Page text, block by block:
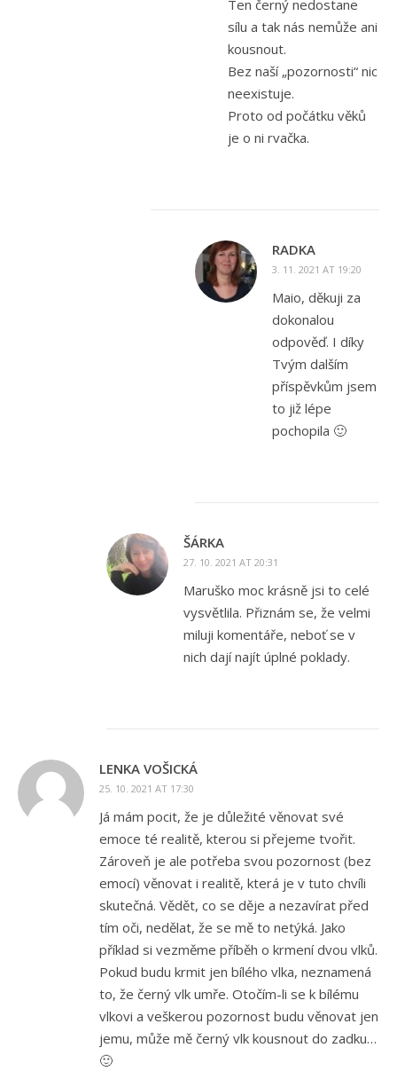
Ten černý nedostane
sílu a tak nás nemůže ani
kousnout.
Bez naší „pozornosti“ nic
neexistuje.
Proto od počátku věků
je o ni rvačka.
RADKA
3. 11. 2021 AT 19:20
Maio, děkuji za
dokonalou
odpověď. I díky
Tvým dalším
příspěvkům jsem
to již lépe
pochopila 🙂
ŠÁRKA
27. 10. 2021 AT 20:31
Maruško moc krásně jsi to celé
vysvětlila. Přiznám se, že velmi
miluji komentáře, neboť se v
nich dají najít úplné poklady.
LENKA VOŠICKÁ
25. 10. 2021 AT 17:30
Já mám pocit, že je důležité věnovat své
emoce té realitě, kterou si přejeme tvořit.
Zároveň je ale potřeba svou pozornost (bez
emocí) věnovat i realitě, která je v tuto chvíli
skutečná. Vědět, co se děje a nezavírat před
tím oči, nedělat, že se mě to netýká. Jako
příklad si vezměme příběh o krmení dvou vlků.
Pokud budu krmit jen bílého vlka, neznamená
to, že černý vlk umře. Otočím-li se k bílému
vlkovi a veškerou pozornost budu věnovat jen
jemu, může mě černý vlk kousnout do zadku…
🙂